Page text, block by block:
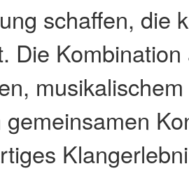
schaffen, die
Die
gemeinsamen